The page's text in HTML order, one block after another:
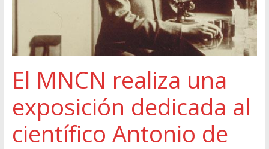
El MNCN realiza una
exposición dedicada al
científico Antonio de